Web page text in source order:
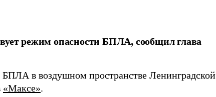
режим опасности БПЛА, сообщил глава
в воздушном пространстве Ленинградской
«Максе».